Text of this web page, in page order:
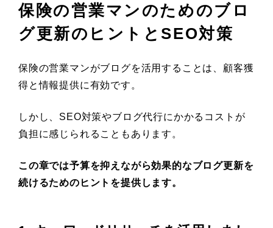
保険の営業マンのためのブロ
グ更新のヒントとSEO対策
保険の営業マンがブログを活用することは、顧客獲
得と情報提供に有効です。
しかし、SEO対策やブログ代行にかかるコストが
負担に感じられることもあります。
この章では予算を抑えながら効果的なブログ更新を
続けるためのヒントを提供します。